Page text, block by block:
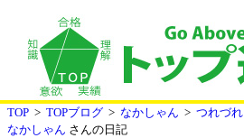
TOP > TOPブログ > なかしゃん > つれづれ
なかしゃん さんの日記